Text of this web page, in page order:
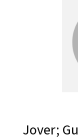
Jover;